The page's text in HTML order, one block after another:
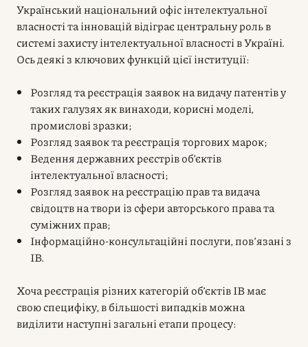
Український національний офіс інтелектуальної
власності та інновацій відіграє центральну роль в
системі захисту інтелектуальної власності в Україні.
Ось деякі з ключових функцій цієї інституції:
Розгляд та реєстрація заявок на видачу патентів у
таких галузях як винаходи, корисні моделі,
промислові зразки;
Розгляд заявок та реєстрація торгових марок;
Ведення державних реєстрів об’єктів
інтелектуальної власності;
Розгляд заявок на реєстрацію прав та видача
свідоцтв на твори із сфери авторського права та
суміжних прав;
Інформаційно-консультаційні послуги, пов’язані з
ІВ.
Хоча реєстрація різних категорій об’єктів ІВ має
свою специфіку, в більшості випадків можна
виділити наступні загальні етапи процесу: